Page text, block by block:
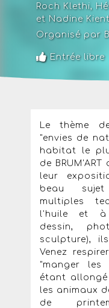
Roch Klethi,
et Nadine
Organisé par
Entrée libre
Le thème
"envies de
habitat le
de
leur
beau
multiples
l'huile et à
dessin,
sculpture),
Venez
"manger
étant
les animaux
de